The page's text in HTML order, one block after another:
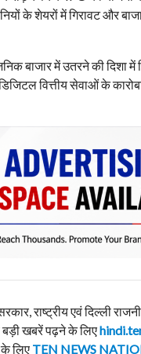
के शेयरों में गिरावट और
बाजार में उतरने की
वित्तीय सेवाओं के
राष्ट्रीय एवं दिल्ली
बड़ी खबरें पढ़ने के लिए
लिए TEN NEWS